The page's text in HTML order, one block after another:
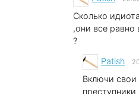
Сколько
,они все
?
Patish
Включи
преступники